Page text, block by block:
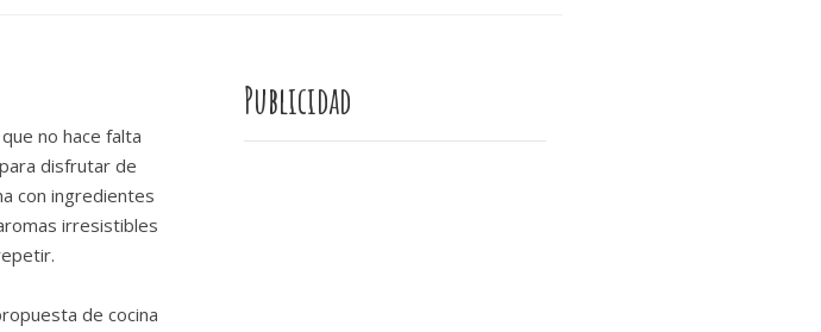
no hace falta
disfrutar de
con ingredientes
irresistibles
de cocina
Publicidad